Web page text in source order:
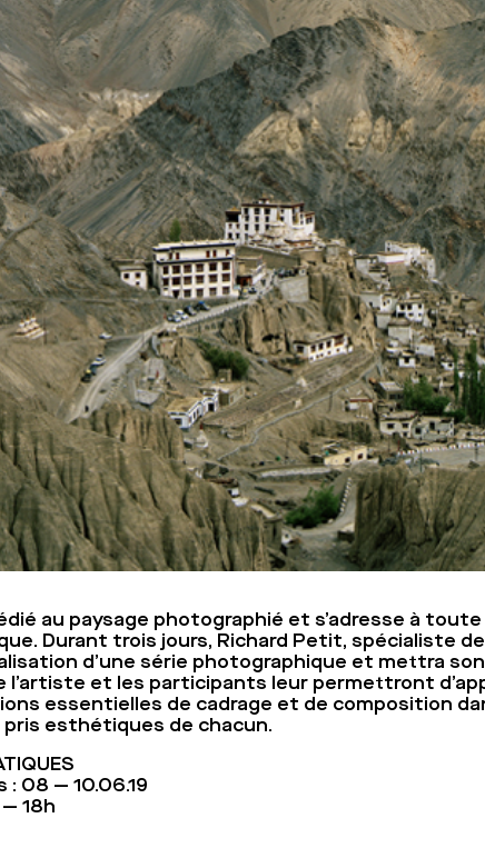
au paysage photographié et s’adresse à
Durant trois jours, Richard Petit, spécialiste
d’une série photographique et mettra
l’artiste et les participants leur permettront
essentielles de cadrage et de composition
esthétiques de chacun.
: 08 — 10.06.19
— 18h